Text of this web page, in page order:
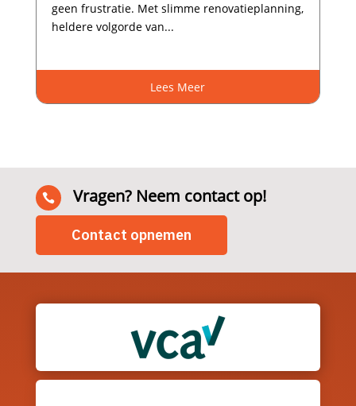
geen frustratie.​ Met slimme renovatieplanning,
heldere volgorde van...
Lees Meer
 Vragen? Neem contact op!
Contact opnemen